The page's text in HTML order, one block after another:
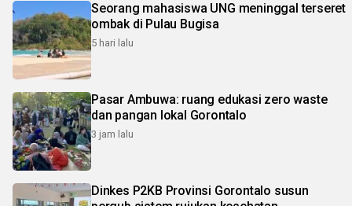
Seorang mahasiswa UNG meninggal terseret
ombak di Pulau Bugisa
5 hari lalu
Pasar Ambuwa: ruang edukasi zero waste
dan pangan lokal Gorontalo
3 jam lalu
Dinkes P2KB Provinsi Gorontalo susun